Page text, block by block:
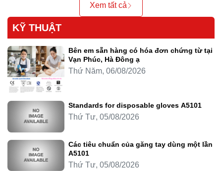
Xem tất cả
KỸ THUẬT
Bên em sẵn hàng có hóa đơn chứng từ tại
Vạn Phúc, Hà Đông ạ
Thứ Năm, 06/08/2026
Standards for disposable gloves A5101
Thứ Tư, 05/08/2026
Các tiêu chuẩn của găng tay dùng một lần
A5101
Thứ Tư, 05/08/2026